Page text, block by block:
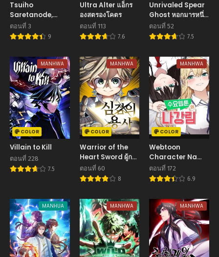
Tsuiho
Saretanode,
Ansatsu Ikka
Jikiden No Kage
Hajimemashita!
Demo,
Ansatsusha
nanoni Hito wa
Koroshitaku
Arimasen
ตอนที่ 3
9
Ultra Alter แอ็กร
องสตรองโคตร
ตอนที่ 113
7.6
Unrivaled Spear
Ghost หอกมารหนึ่ง
ในใต้หล้า
ตอนที่ 52
7.5
MANHWA
COLOR
Villain to Kill
ตอนที่ 228
7.5
MANHWA
COLOR
Warrior of the
Heart Sword ผู้กล้า
แห่งดาบจิต
ตอนที่ 60
8
MANHWA
COLOR
Webtoon
Character Na
Kang Lim
ตอนที่ 172
6.9
MANHUA MANHWA MANHWA